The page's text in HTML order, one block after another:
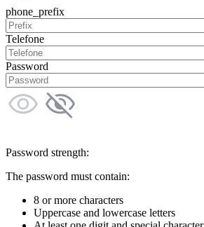
phone_prefix
Telefone
Password
Password strength:
The password must contain:
8 or more characters
Uppercase and lowercase letters